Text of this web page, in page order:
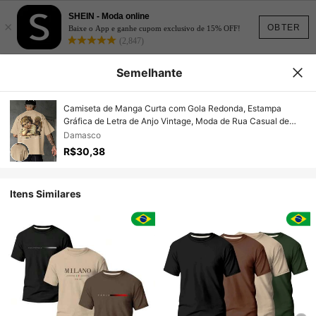
OBTER
×
SHEIN - Moda online
Baixe o App e ganhe cupom exclusivo de 15% OFF!
(2,847)
Semelhante
Camiseta de Manga Curta com Gola Redonda, Estampa
Gráfica de Letra de Anjo Vintage, Moda de Rua Casual de
Verão para Homens FRACTYR
Damasco
R$30,38
Itens Similares